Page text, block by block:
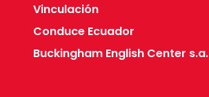
Vinculación
Conduce Ecuador
Buckingham English Center s.a.